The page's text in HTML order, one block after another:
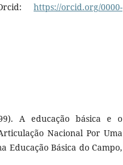
https://orcid.org/0000-
A educação básica e o
Nacional Por Uma
Educação Básica do Campo,